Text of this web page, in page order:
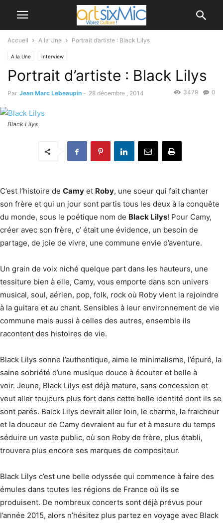
Accueil A la Une Portrait d’artiste : Black Lilys
A la Une Interview
Portrait d’artiste : Black Lilys
Par Jean Marc Lebeaupin - 28 décembre , 2014 0
3479
Black Lilys
C’est l’histoire de Camy et Roby, une soeur qui fait chanter
son frère et qui un jour sont partis tous les deux à la conquête
du monde, sous le poétique nom de Black Lilys! Pour Camy,
créer avec son frère, c’ était une évidence, un besoin de
partage, de joie de vivre, une commune envie d’aventure.
Un grain de voix niché quelque part dans les hauteurs, une
tessiture bien à elle, Camy, vous emporte dans son univers
musical, soul, aérien, pop, folk, rock où Roby vient la rejoindre
à la guitare et au chant. Sensibles à leur environnement de vie
commune mais aussi à celles des autres, ensemble ils
racontent des histoires de vie.
Black Lilys sonne l’authentique, aime le minimalisme, l’épuré, la
saine sobriété d’une musique douce à écouter et belle à
voir. Jeune, Black Lilys est déjà mature, sans concession et
veut aller toujours plus fort dans cette belle identité dont ils se
sont parés. Balck Lilys devrait aller loin, le charme, la fraicheur
et la douceur de Camy devraient au fur et à mesure du temps
séduire un vaste public, où son Roby de frère, plus établi,
trouvera plus encore ses marques de compositeur.
Black Lilys c’est une belle odyssée qui commence à faire des
émules dans toutes les régions de France où ils se
produisent. De nombreux concerts sont déjà prévus pour
l’année 2015, alors n’hésitez plus partez en voyage avec Black